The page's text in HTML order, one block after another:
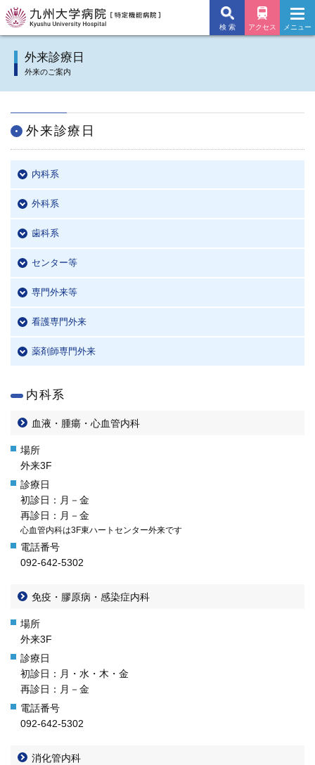
検 索 アクセス
九州大学病院TOP
施設・サービス
交通アクセス
よくあるご質問
学内向け情報
採用情報
本院の先進医療
内視鏡外科手術
最新の歯科治療
関連リンク
サイトマップ
サイトポリシー
ENGLISH
中文
メニュー
外来診療日
外来のご案内
外来診療日
内科系
外科系
歯科系
センター等
専門外来等
看護専門外来
薬剤師専門外来
内科系
血液・腫瘍・心血管内科
外来3F
初診日：月－金
再診日：月－金
心血管内科は3F東ハートセンター外来です
092-642-5302
免疫・膠原病・感染症内科
外来3F
初診日：月・水・木・金
再診日：月－金
092-642-5302
消化管内科